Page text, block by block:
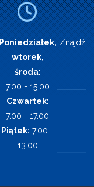
Poniedziałek,
wtorek,
środa:
7.00 - 15.00
Czwartek:
7.00 - 17.00
Piątek: 7.00 -
13.00
Znajdź